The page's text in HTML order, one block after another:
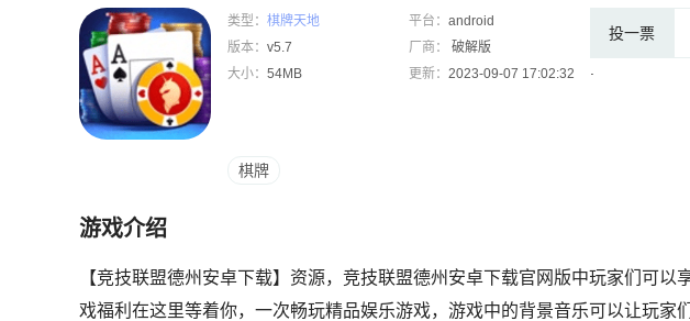
类型： 棋牌天地 平台： android
版本： v5.7 厂商：
破解版
大小： 54MB 更新： 2023-09-07 17:02:32
投一票
棋牌
游戏介绍
【竞技联盟德州安卓下载】资源，竞技联盟德州安卓下载官网版中玩家们可
戏福利在这里等着你，一次畅玩精品娱乐游戏，游戏中的背景音乐可以让玩家